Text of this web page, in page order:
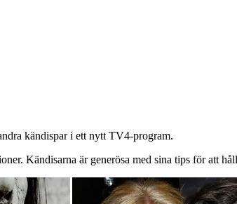
kändispar i ett nytt TV4-program.
Kändisarna är generösa med sina tips för att